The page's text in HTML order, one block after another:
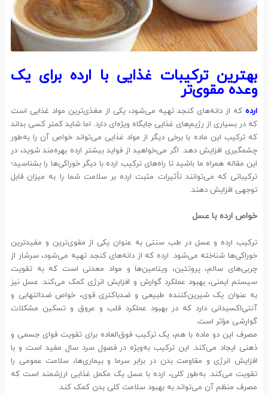
بهترین ترکیبات غذایی با ارده برای یک
وعده مقوی‌تر
ارده که از دانه‌های کنجد تهیه می‌شود، یکی از مغذی‌ترین مواد غذایی است
که در بسیاری از رژیم‌های غذایی جایگاه ویژه‌ای دارد. اما شاید کمتر کسی بداند
که ترکیب این ماده با برخی دیگر از مواد غذایی می‌تواند خواص آن را به‌طور
چشمگیری افزایش دهد. اگر می‌خواهید از فواید بیشتر ارده بهره‌مند شوید، در
این مقاله همراه ما باشید تا راه‌های ترکیب ارده با دیگر خوراکی‌ها را بشناسید؛
ترکیباتی که می‌توانند تأثیرات مثبت ارده بر سلامت شما را به میزان قابل
توجهی افزایش دهند.
خواص ارده با عسل
ترکیب ارده و عسل در طب سنتی به عنوان یکی از مقوی‌ترین و مفیدترین
خوراکی‌ها شناخته می‌شود. ارده که از دانه‌های کنجد تهیه می‌شود، سرشار از
چربی‌های سالم، پروتئین، ویتامین‌ها و مواد معدنی است که به تقویت
سیستم ایمنی، بهبود عملکرد گوارش و افزایش انرژی کمک می‌کند. عسل نیز
به عنوان یک شیرین‌کننده طبیعی و ضدباکتری قوی، خواص ضدالتهابی و
آنتی‌اکسیدانی دارد که در بهبود عملکرد قلب و عروق و تسکین مشکلات
گوارشی مؤثر است.
مصرف این دو ماده با هم، یک ترکیب فوق‌العاده برای تقویت قوای جسمی و
ذهنی ایجاد می‌کند. این ترکیب به‌ویژه در فصول سرد سال مفید است و با
افزایش انرژی و مقاومت بدن در برابر سرما و بیماری‌ها، سلامت عمومی را
تقویت می‌کند. به‌طور کلی، ارده با عسل یک مکمل غذایی ارزشمند است که
مصرف منظم آن می‌تواند به بهبود سلامت کلی بدن کمک کند.